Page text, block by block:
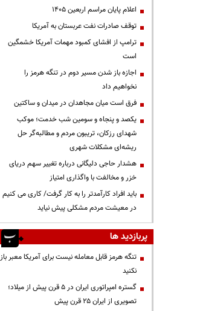
اعلام پایان مراسم اربعین ۱۴۰۵
توقف صادرات نفت عربستان به آمریکا
ترامپ از افشای کمبود مهمات آمریکا خشمگین
است
اجازه باز شدن مسیر دوم در تنگه هرمز را
نخواهیم داد
فرق است میان مجاهدان در میدان و ساکتین
یکصد و پنجاه و سومین شب خدمت؛ موکب
شهدای رزکان، تریبون مردم و مطالبه‌گر حل
ریشه‌ای مشکلات شهری
هشدار حاجی دلیگانی درباره تغییر سهم دریای
خزر و مخالفت با واگذاری امتیاز
باید افراد کارآمدتر را به کار گرفت/ کاری می کنیم
در معیشت مردم مشکلی پیش نیاید
پربازدید ها
تنگه هرمز قابل معامله نیست برای آمریکا معبر باز
نکنید
گستره امپراتوری ایران در ۵ قرن پیش از میلاد؛
تصویری از ایران ۲۵ قرن پیش